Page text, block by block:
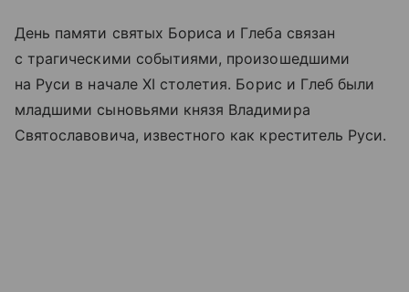
День памяти святых Бориса и Глеба связан
с трагическими событиями, произошедшими
на Руси в начале XI столетия. Борис и Глеб были
младшими сыновьями князя Владимира
Святославовича, известного как креститель Руси.